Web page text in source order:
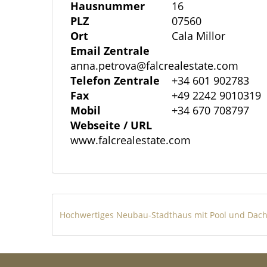
Portopetro und Cala d'Or, ideale Orte
guten Restaurants zu speisen, sowie
Naturpark Mondragó.
Der Bau beginnt, sobald ein Käufer
abgeschlossen sein.
Sonstiges
FALC – Ihre internationale
Makler kennen den Markt auf Mallorca
persönlich kennenzulernen.
Partner, wenn es um den Kauf oder
Hausnummer
16
PLZ
07560
Ort
Cala Millor
Email Zentrale
anna.petrova@falcrealestate.com
Telefon Zentrale
+34 601 902783
Fax
+49 2242 9010319
Mobil
+34 670 708797
Webseite / URL
www.falcrealestate.com